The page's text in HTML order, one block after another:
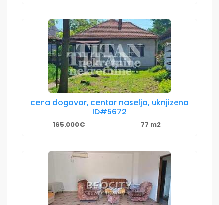
cena dogovor, centar naselja, uknjizena
ID#5672
165.000€ 77 m2